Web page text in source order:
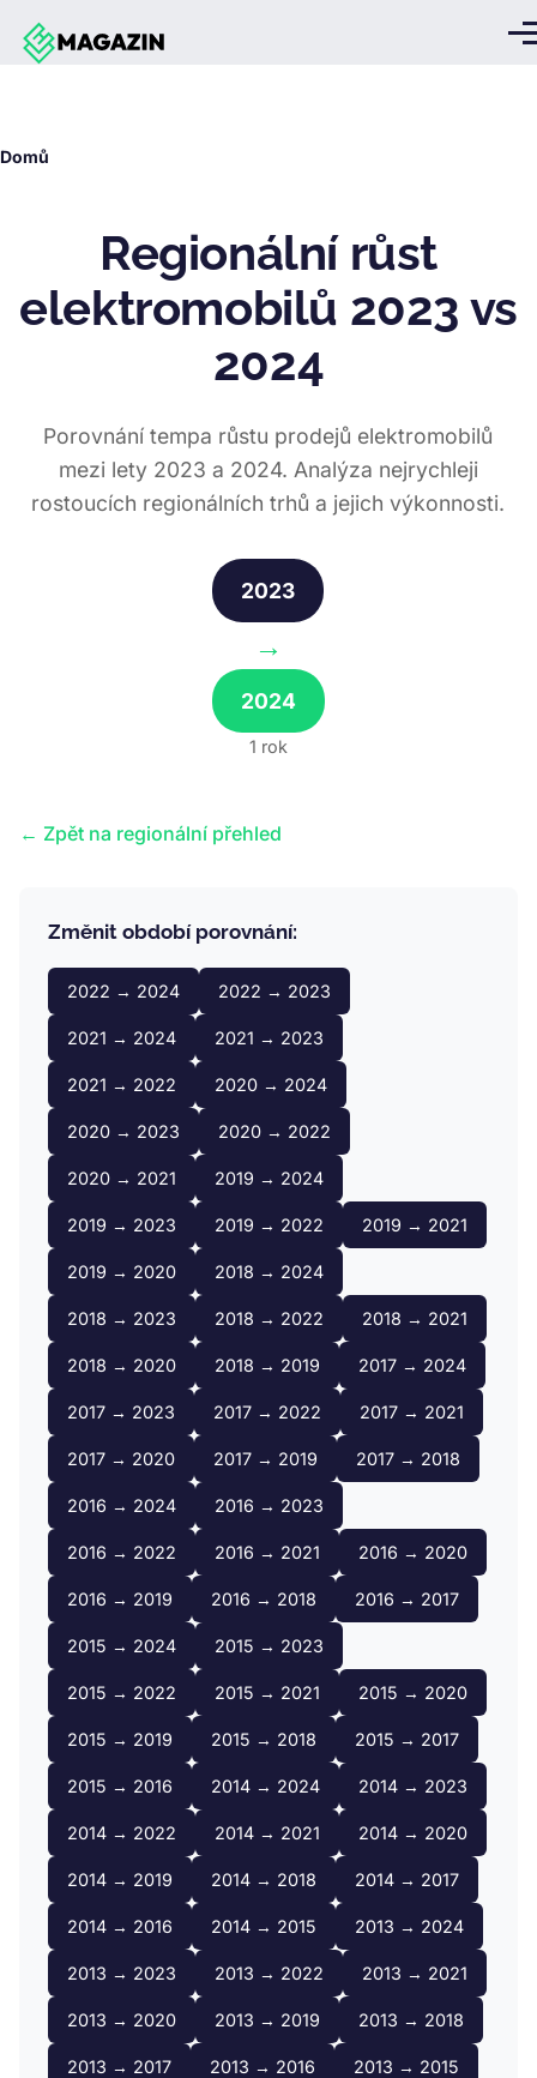
Přejít k hlavnímu obsahu
Domů
Regionální růst
elektromobilů 2023 vs
2024
Porovnání tempa růstu prodejů elektromobilů
mezi lety 2023 a 2024. Analýza nejrychleji
rostoucích regionálních trhů a jejich výkonnosti.
2023
→
2024
1 rok
← Zpět na regionální přehled
Změnit období porovnání:
2022 → 2024 2022 → 2023
2021 → 2024 2021 → 2023
2021 → 2022 2020 → 2024
2020 → 2023 2020 → 2022
2020 → 2021 2019 → 2024
2019 → 2023 2019 → 2022 2019 → 2021
2019 → 2020 2018 → 2024
2018 → 2023 2018 → 2022 2018 → 2021
2018 → 2020 2018 → 2019 2017 → 2024
2017 → 2023 2017 → 2022 2017 → 2021
2017 → 2020 2017 → 2019 2017 → 2018
2016 → 2024 2016 → 2023
2016 → 2022 2016 → 2021 2016 → 2020
2016 → 2019 2016 → 2018 2016 → 2017
2015 → 2024 2015 → 2023
2015 → 2022 2015 → 2021 2015 → 2020
2015 → 2019 2015 → 2018 2015 → 2017
2015 → 2016 2014 → 2024 2014 → 2023
2014 → 2022 2014 → 2021 2014 → 2020
2014 → 2019 2014 → 2018 2014 → 2017
2014 → 2016 2014 → 2015 2013 → 2024
2013 → 2023 2013 → 2022 2013 → 2021
2013 → 2020 2013 → 2019 2013 → 2018
2013 → 2017 2013 → 2016 2013 → 2015